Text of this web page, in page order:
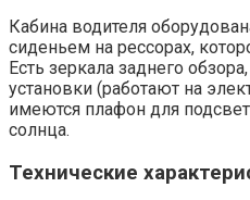
Кабина водителя
сиденьем на рессорах,
Есть зеркала заднего
установки (работают на
имеются плафон для
солнца.
Технические